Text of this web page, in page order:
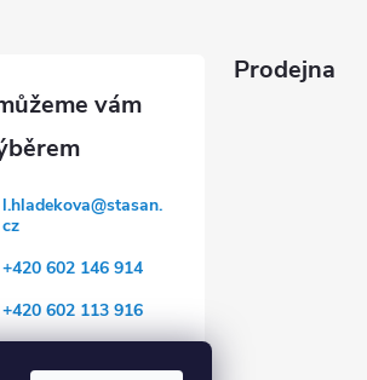
l.hladekova@stasan.
cz
+420 602 146 914
+420 602 113 916
Prodejna